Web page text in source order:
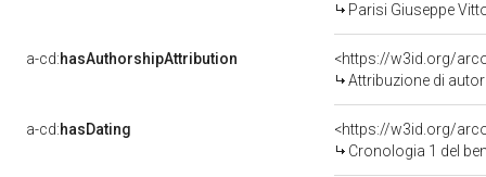
Parisi Giuseppe
a-cd:hasAuthorshipAttribution
<https://w3id.org/
Attribuzione di
a-cd:hasDating
<https://w3id.org/
Cronologia 1 del